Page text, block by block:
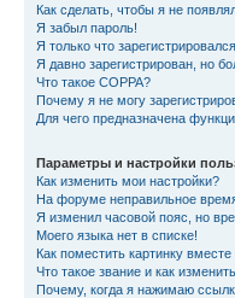
Как сделать, чтобы я не
Я забыл пароль!
Я только что
Я давно зарегистрирован, но
Что такое COPPA?
Почему я не могу
Для чего предназначена
Параметры и настройки
Как изменить мои настройки?
На форуме неправильное
Я изменил часовой пояс, но
Моего языка нет в списке!
Как поместить картинку
Что такое звание и как
Почему, когда я нажимаю